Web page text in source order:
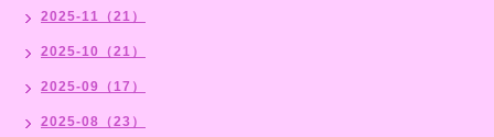
2025-11（21）
2025-10（21）
2025-09（17）
2025-08（23）